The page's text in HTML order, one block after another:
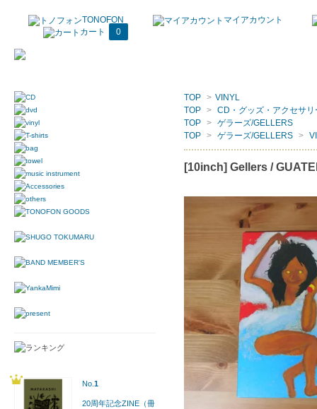
TONOFON
マイアカウント
カート
0
TOP > VINYL
TOP > CD・グッズ・アクセサリ
TOP > ゲラーズ/GELLERS
TOP > ゲラーズ/GELLERS >
[10inch] Gellers /
No. 1
20周年記念ZINE（冊